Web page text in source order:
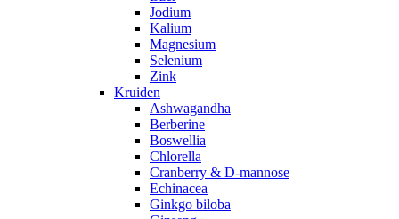
Jodium
Kalium
Magnesium
Selenium
Zink
Kruiden
Ashwagandha
Berberine
Boswellia
Chlorella
Cranberry & D-mannose
Echinacea
Ginkgo biloba